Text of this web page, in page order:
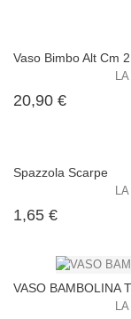
Vaso Bimbo Alt Cm
20,90 €Prezzo
Spazzola Scarpe
1,65 €Prezzo
VASO BAMBOLINA